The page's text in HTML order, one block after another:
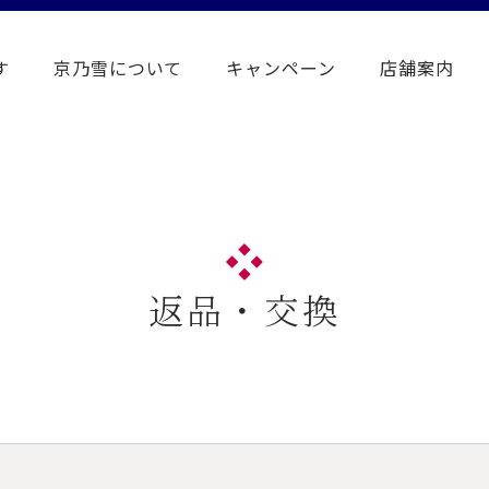
京乃雪について キャンペーン 店舗案内
返品・交換